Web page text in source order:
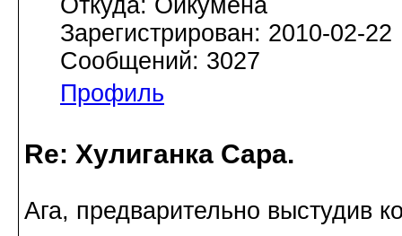
Откуда: Ойкумена
Зарегистрирован: 2010-02-22
Сообщений: 3027
Профиль
Re: Хулиганка Сара.
Ага, предварительно выстудив